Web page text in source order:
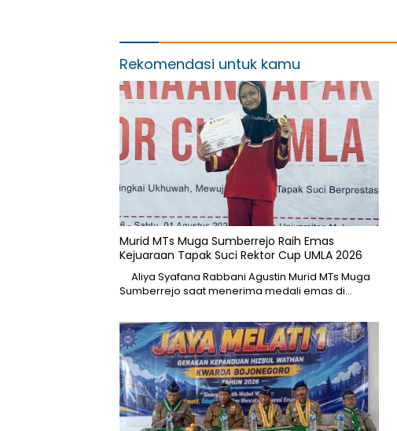
Rekomendasi untuk kamu
Murid MTs Muga Sumberrejo Raih Emas
Kejuaraan Tapak Suci Rektor Cup UMLA 2026
Aliya Syafana Rabbani Agustin Murid MTs Muga
Sumberrejo saat menerima medali emas di…